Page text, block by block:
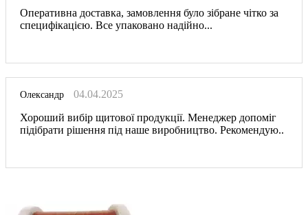
Оперативна доставка, замовлення було зібране чітко за
специфікацією. Все упаковано надійно...
Олександр
04.04.2025
Хороший вибір щитової продукції. Менеджер допоміг
підібрати рішення під наше виробництво. Рекомендую..